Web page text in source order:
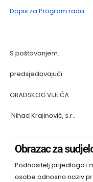
Dopis za Program rada
S poštovanjem.
predsjedavajući
GRADSKOG VIJEĆA
Nihad Krajinović, s.r..
Obrazac za
Podnositelj prijedloga i
osobe odnosno naziv